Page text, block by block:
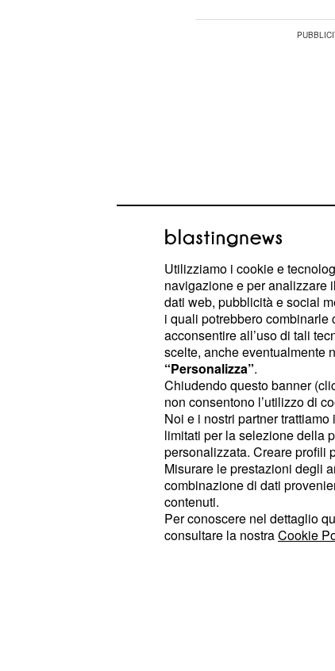
Il percorso prevede sette
momento clou nell'arrivo in
San Juan, una
grande corsa
La possibilità di mettere nelle
con un buon clima e di
allenamento in altura, ha
Vuelta a San Juan.La corsa
sette squadre del World Tour,
formazioni Professional. A
altissimo livello tecnico, si
ben preparate e motivate per
Il percorso della Vuelta a San
Utilizziamo i cookie e
navigazione e per analizzare
dati web, pubblicità e social
i quali potrebbero
acconsentire all’uso di tali
scelte, anche eventualmente
“Personalizza”.
Chiudendo questo banner
non consentono l’utilizzo di
Noi e i nostri partner
limitati per la selezione della
personalizzata. Creare profili
Misurare le prestazioni degli
combinazione di dati
contenuti.
Per conoscere nel dettaglio
consultare la nostraCookie